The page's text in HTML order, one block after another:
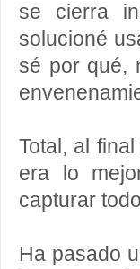
se cierra
solucioné
sé por qué,
Total, al
era lo
capturar
Ha pasado